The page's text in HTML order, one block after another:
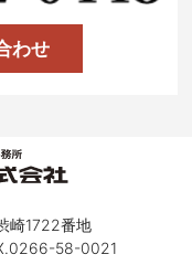
わせ
崎1722番地
58-0021